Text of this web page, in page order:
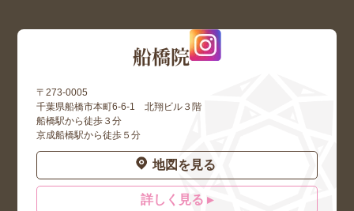
船橋院
〒273-0005
千葉県船橋市本町6-6-1 北翔ビル３階
船橋駅から徒歩３分
京成船橋駅から徒歩５分
地図を見る
詳しく見る ▸